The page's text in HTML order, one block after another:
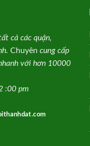
cả các quận,
Chuyên cung cấp
với hơn 10000
:00 pm